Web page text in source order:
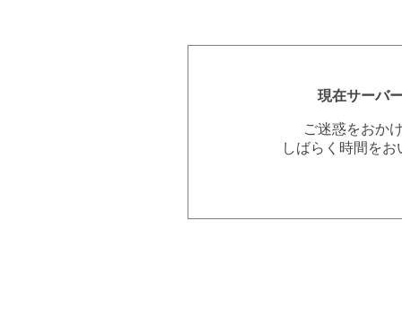
現在サーバ
ご迷惑をおか
しばらく時間を